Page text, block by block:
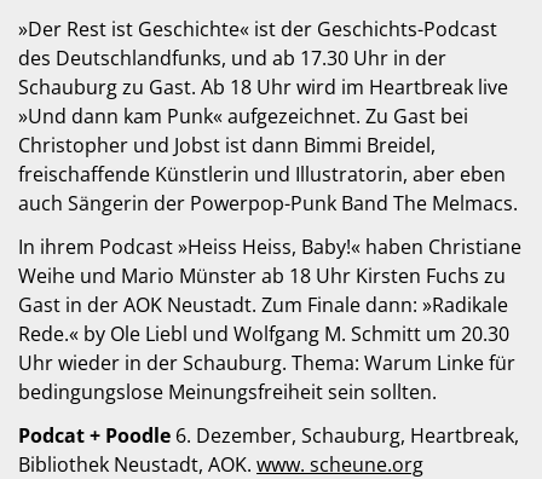
»Der Rest ist Geschichte« ist der Geschichts-Podcast
des Deutschlandfunks, und ab 17.30 Uhr in der
Schauburg zu Gast. Ab 18 Uhr wird im Heartbreak live
»Und dann kam Punk« aufgezeichnet. Zu Gast bei
Christopher und Jobst ist dann Bimmi Breidel,
freischaffende Künstlerin und Illustratorin, aber eben
auch Sängerin der Powerpop-Punk Band The Melmacs.
In ihrem Podcast »Heiss Heiss, Baby!« haben Christiane
Weihe und Mario Münster ab 18 Uhr Kirsten Fuchs zu
Gast in der AOK Neustadt. Zum Finale dann: »Radikale
Rede.« by Ole Liebl und Wolfgang M. Schmitt um 20.30
Uhr wieder in der Schauburg. Thema: Warum Linke für
bedingungslose Meinungsfreiheit sein sollten.
Podcat + Poodle 6. Dezember, Schauburg, Heartbreak,
Bibliothek Neustadt, AOK. www. scheune.org